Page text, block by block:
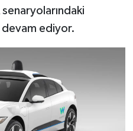
senaryolarındaki
devam ediyor.